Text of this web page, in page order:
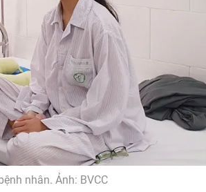
nhân. Ảnh: BVCC